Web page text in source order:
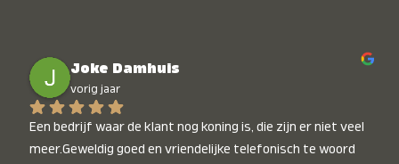
Joke Damhuis
vorig jaar
Een bedrijf waar de klant nog koning is, die zijn er niet veel
meer.Geweldig goed en vriendelijke telefonisch te woord